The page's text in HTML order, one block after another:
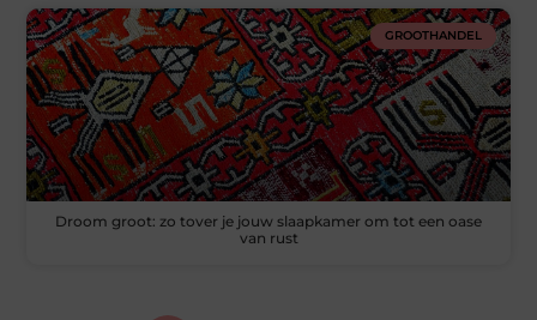
GROOTHANDEL
Droom groot: zo tover je jouw slaapkamer om tot een oase
van rust